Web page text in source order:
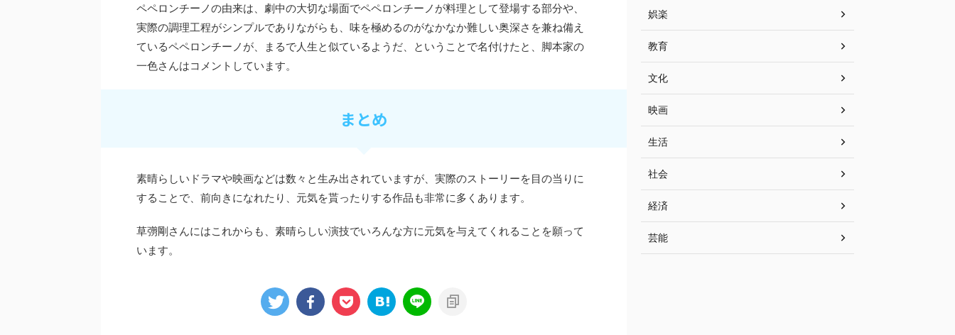
ペペロンチーノの由来は、劇中の大切な場面でペペロンチーノが料理として登場する部分や、
実際の調理工程がシンプルでありながらも、味を極めるのがなかなか難しい奥深さを兼ね備え
ているペペロンチーノが、まるで人生と似ているようだ、ということで名付けたと、脚本家の
一色さんはコメントしています。
まとめ
素晴らしいドラマや映画などは数々と生み出されていますが、実際のストーリーを目の当りに
することで、前向きになれたり、元気を貰ったりする作品も非常に多くあります。
草彅剛さんにはこれからも、素晴らしい演技でいろんな方に元気を与えてくれることを願って
います。
娯楽
教育
文化
映画
生活
社会
経済
芸能